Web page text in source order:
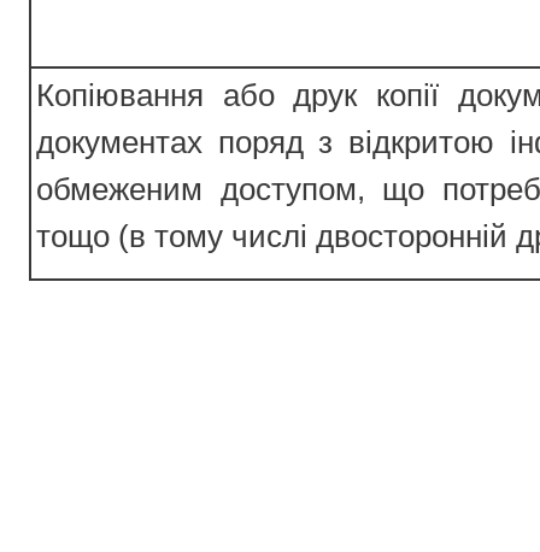
Копіювання або друк копії
документах поряд з відкритою
обмеженим доступом, що
тощо (в тому числі двосторонній